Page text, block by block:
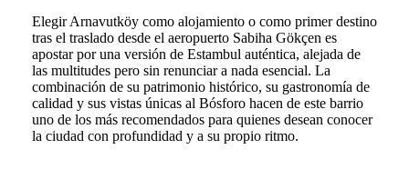
Elegir Arnavutköy como alojamiento o como primer destino
tras el traslado desde el aeropuerto Sabiha Gökçen es
apostar por una versión de Estambul auténtica, alejada de
las multitudes pero sin renunciar a nada esencial. La
combinación de su patrimonio histórico, su gastronomía de
calidad y sus vistas únicas al Bósforo hacen de este barrio
uno de los más recomendados para quienes desean conocer
la ciudad con profundidad y a su propio ritmo.